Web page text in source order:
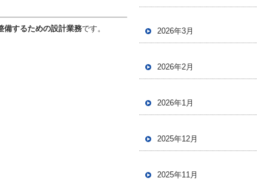
備するための設計業務です。 2026年3月
2026年2月
2026年1月
2025年12月
2025年11月